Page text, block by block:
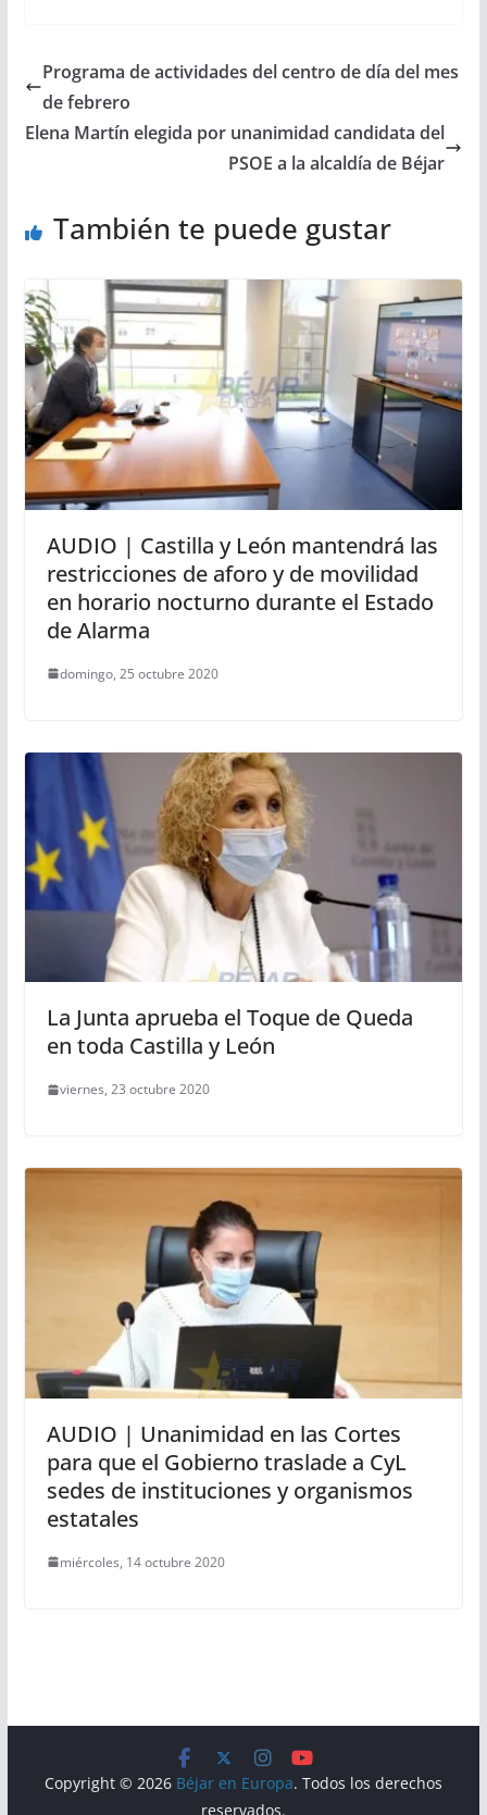
Programa de actividades del centro de día del mes
de febrero
Elena Martín elegida por unanimidad candidata del
PSOE a la alcaldía de Béjar
También te puede gustar
AUDIO | Castilla y León mantendrá las
restricciones de aforo y de movilidad
en horario nocturno durante el Estado
de Alarma
domingo, 25 octubre 2020
La Junta aprueba el Toque de Queda
en toda Castilla y León
viernes, 23 octubre 2020
AUDIO | Unanimidad en las Cortes
para que el Gobierno traslade a CyL
sedes de instituciones y organismos
estatales
miércoles, 14 octubre 2020
Copyright © 2026 Béjar en Europa. Todos los derechos
reservados.